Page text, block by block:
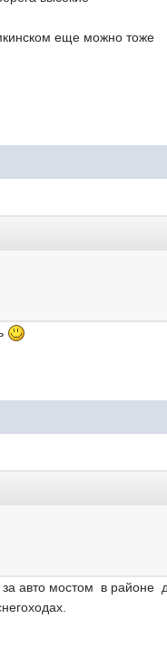
еще можно тоже
авто мостом в районе